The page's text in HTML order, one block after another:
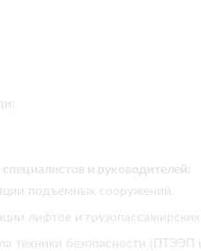
и руководителей:
подъемных сооружений;
лифтов и
техники безопасности